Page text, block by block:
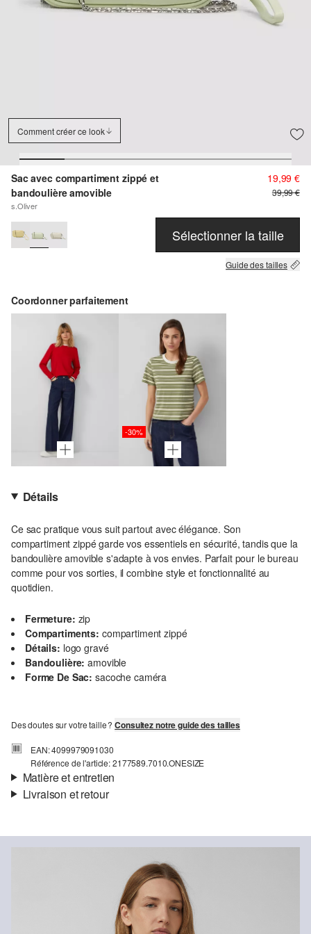
Comment créer ce look
Sac avec compartiment zippé et
bandoulière amovible
s.Oliver
19,99 €
39,99 €
Sélectionner la taille
Guide des tailles
Coordonner parfaitement
-30%
Détails
Ce sac pratique vous suit partout avec élégance. Son
compartiment zippé garde vos essentiels en sécurité, tandis que la
bandoulière amovible s'adapte à vos envies. Parfait pour le bureau
comme pour vos sorties, il combine style et fonctionnalité au
quotidien.
Fermeture: zip
Compartiments: compartiment zippé
Détails: logo gravé
Bandoulière: amovible
Forme De Sac: sacoche caméra
Des doutes sur votre taille ?Consultez notre guide des tailles
EAN: 4099979091030
Référence de l'article: 2177589.7010.ONESIZE
Matière et entretien
Détergents au chlore interdits
Ne pas mettre au sèche-linge
Livraison et retour
Ta commande sera expédiée par Colissimo dans un délai de 4 à 5
jours ouvrables. Pour une livraison standard, les frais d'expédition